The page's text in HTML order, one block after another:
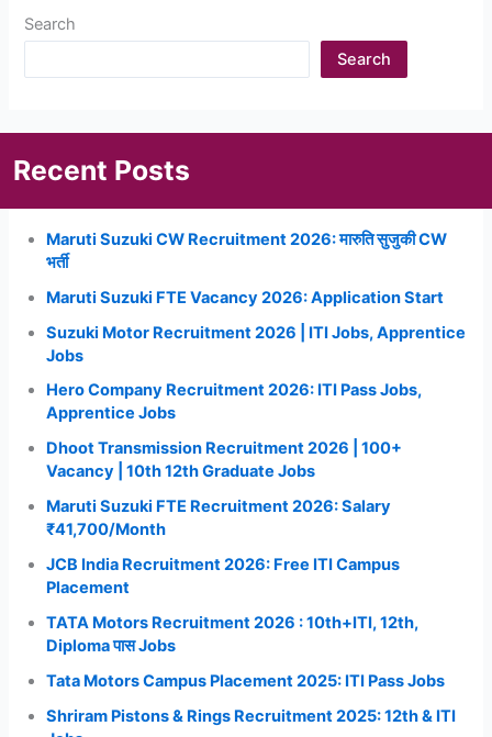
कनिष्ठ
एवं
राजस्व
लेखाकार
सीधी
भर्ती,
जल्द
आवेदन
Search
Search
Recent Posts
Maruti Suzuki CW Recruitment 2026: मारुति सुजुकी CW
भर्ती
Maruti Suzuki FTE Vacancy 2026: Application Start
Suzuki Motor Recruitment 2026 | ITI Jobs, Apprentice
Jobs
Hero Company Recruitment 2026: ITI Pass Jobs,
Apprentice Jobs
Dhoot Transmission Recruitment 2026 | 100+
Vacancy | 10th 12th Graduate Jobs
Maruti Suzuki FTE Recruitment 2026: Salary
₹41,700/Month
JCB India Recruitment 2026: Free ITI Campus
Placement
TATA Motors Recruitment 2026 : 10th+ITI, 12th,
Diploma पास Jobs
Tata Motors Campus Placement 2025: ITI Pass Jobs
Shriram Pistons & Rings Recruitment 2025: 12th & ITI